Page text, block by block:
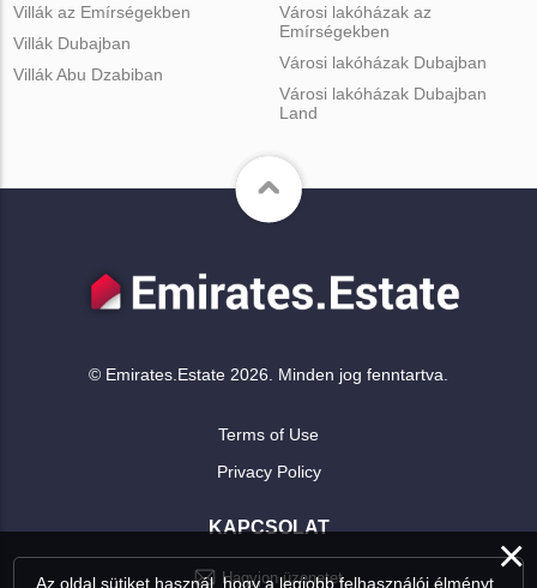
Villák az Emírségekben
Villák Dubajban
Villák Abu Dzabiban
Városi lakóházak az
Emírségekben
Városi lakóházak Dubajban
Városi lakóházak Dubajban
Land
© Emirates.Estate 2026. Minden jog fenntartva.
Terms of Use
Privacy Policy
KAPCSOLAT
Hagyjon üzenetet ×
Az oldal sütiket használ, hogy a legjobb felhasználói élményt